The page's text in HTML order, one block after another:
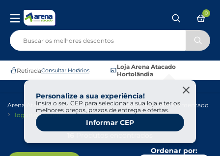
RetiradaConsultar Horários
Loja Arena Atacado
Hortolândia
Personalize a sua experiência!
Insira o seu CEP para selecionar a sua loja e ter os
melhores preços, prazos de entrega e ofertas.
Informar CEP
0
Arena Atacado Frios E Laticínios
Iogurtes E Leite Fermentado
Iogurtes Infantil
Ordenar por: